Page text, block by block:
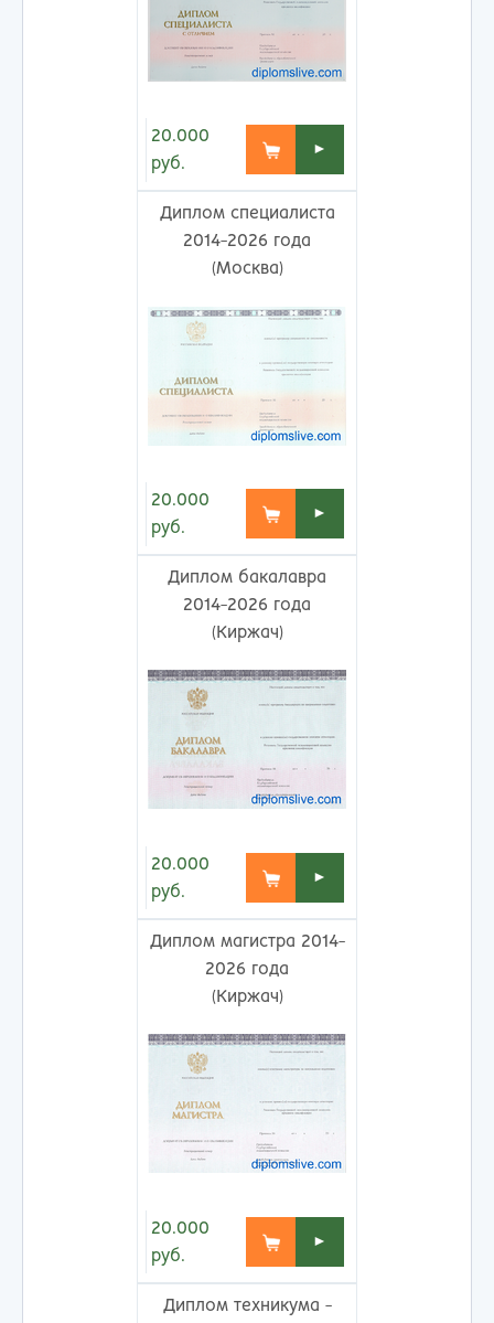
20.000
руб.
►
Диплом специалиста
2014-2026 года
(Москва)
20.000
руб.
►
Диплом бакалавра
2014-2026 года
(Киржач)
20.000
руб.
►
Диплом магистра 2014-
2026 года
(Киржач)
20.000
руб.
►
Диплом техникума -